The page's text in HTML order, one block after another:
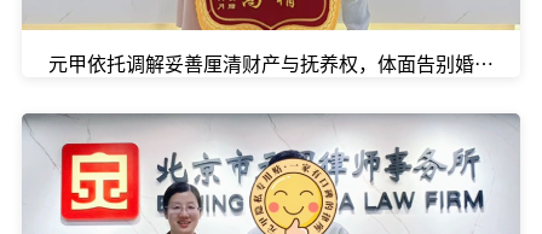
元甲依托调解妥善厘清财产与抚养权，体面告别婚姻。